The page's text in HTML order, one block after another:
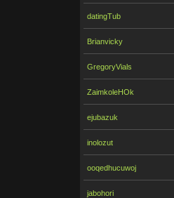
datingTub
Brianvicky
GregoryVials
ZaimkoleHOk
ejubazuk
inolozut
ooqedhucuwoj
jabohori